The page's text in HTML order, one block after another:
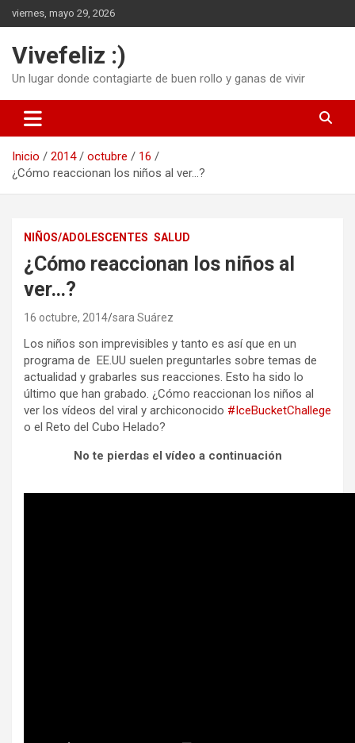
Saltar
al
viernes, mayo 29, 2026
Vivefeliz :)
Un lugar donde contagiarte de buen rollo y ganas de vivir
Inicio 2014 octubre
16
¿Cómo reaccionan los niños al ver…?
NIÑOS/ADOLESCENTES SALUD
¿Cómo reaccionan los niños al
ver…?
16 octubre, 2014 sara Suárez
Los niños son imprevisibles y tanto es así que en un
programa de EE.UU suelen preguntarles sobre temas de
actualidad y grabarles sus reacciones. Esto ha sido lo
último que han grabado. ¿Cómo reaccionan los niños al
ver los vídeos del viral y archiconocido #IceBucketChallege
o el Reto del Cubo Helado?
No te pierdas el vídeo a continuación